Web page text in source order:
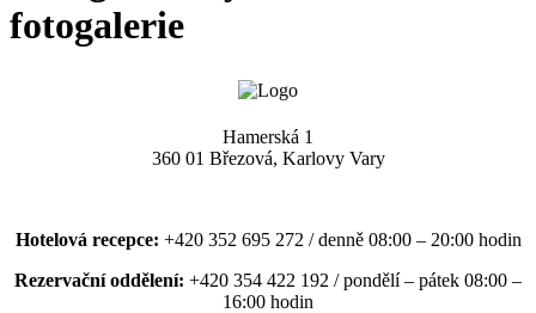
fotogalerie
Hamerská 1
360 01 Březová, Karlovy Vary
Hotelová recepce: +420 352 695 272 / denně 08:00 – 20:00 hodin
Rezervační oddělení: +420 354 422 192 / pondělí – pátek 08:00 –
16:00 hodin